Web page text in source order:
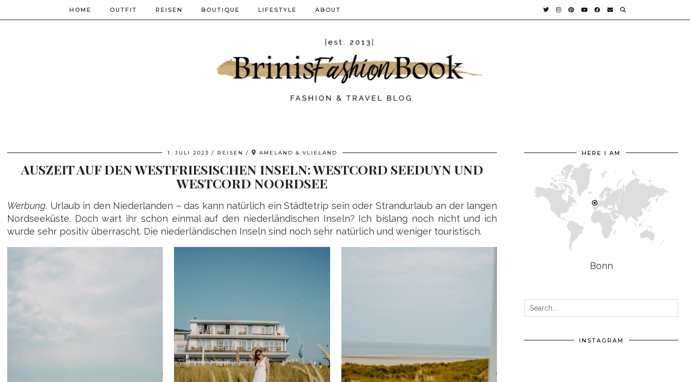
HOME OUTFIT REISEN BOUTIQUE LIFESTYLE ABOUT
1. JULI 2023 REISEN AMELAND & VLIELAND
AUSZEIT AUF DEN WESTFRIESISCHEN INSELN: WESTCORD SEEDUYN UND
WESTCORD NOORDSEE
Werbung. Urlaub in den Niederlanden – das kann natürlich ein Städtetrip sein oder Strandurlaub an der langen
Nordseeküste. Doch wart ihr schon einmal auf den niederländischen Inseln? Ich bislang noch nicht und ich
wurde sehr positiv überrascht. Die niederländischen Inseln sind noch sehr natürlich und weniger touristisch.
HERE I AM
Bonn
INSTAGRAM